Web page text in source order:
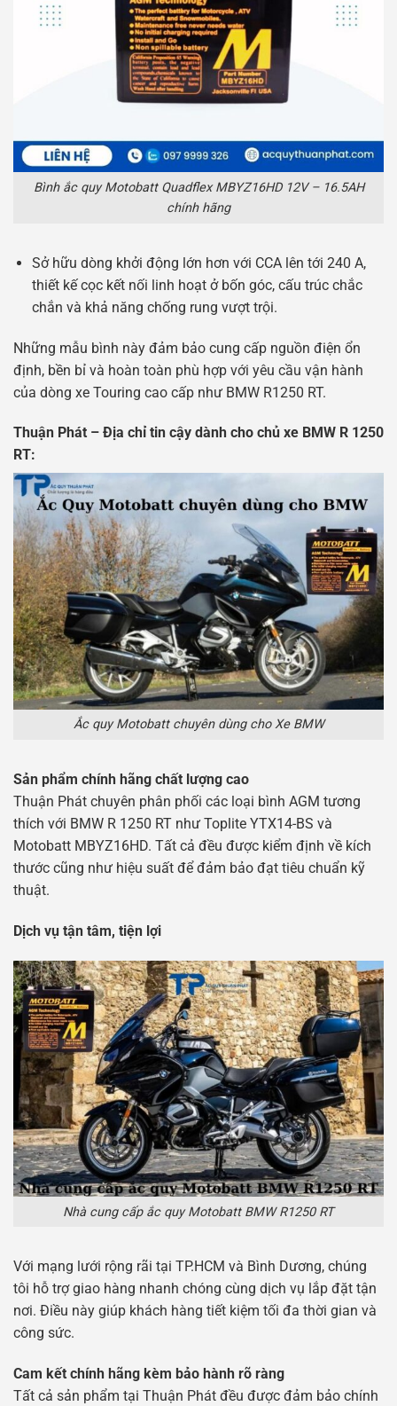
Bình ắc quy Motobatt Quadflex MBYZ16HD 12V – 16.5AH
chính hãng
Sở hữu dòng khởi động lớn hơn với CCA lên tới 240 A,
thiết kế cọc kết nối linh hoạt ở bốn góc, cấu trúc chắc
chắn và khả năng chống rung vượt trội.
Những mẫu bình này đảm bảo cung cấp nguồn điện ổn
định, bền bỉ và hoàn toàn phù hợp với yêu cầu vận hành
của dòng xe Touring cao cấp như BMW R1250 RT.
Thuận Phát – Địa chỉ tin cậy dành cho chủ xe BMW R 1250
RT:
Ắc quy Motobatt chuyên dùng cho Xe BMW
Sản phẩm chính hãng chất lượng cao
Thuận Phát chuyên phân phối các loại bình AGM tương
thích với BMW R 1250 RT như Toplite YTX14-BS và
Motobatt MBYZ16HD. Tất cả đều được kiểm định về kích
thước cũng như hiệu suất để đảm bảo đạt tiêu chuẩn kỹ
thuật.
Dịch vụ tận tâm, tiện lợi
Nhà cung cấp ắc quy Motobatt BMW R1250 RT
Với mạng lưới rộng rãi tại TP.HCM và Bình Dương, chúng
tôi hỗ trợ giao hàng nhanh chóng cùng dịch vụ lắp đặt tận
nơi. Điều này giúp khách hàng tiết kiệm tối đa thời gian và
công sức.
Cam kết chính hãng kèm bảo hành rõ ràng
Tất cả sản phẩm tại Thuận Phát đều được đảm bảo chính